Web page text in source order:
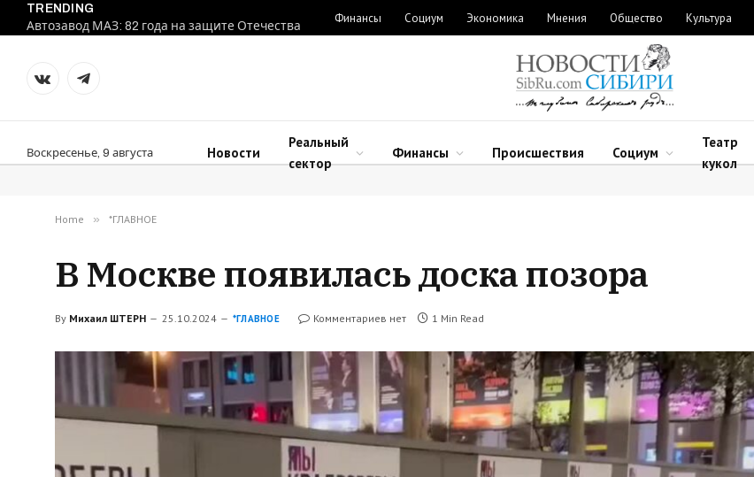
TRENDING
Автозавод МАЗ: 82 года на защите Отечества
Финансы Социум Экономика Мнения Общество Культура
VKontakteTelegram
Воскресенье, 9 августа Новости
Реальный
сектор
Финансы Происшествия Социум
Театр
кукол
Home » *ГЛАВНОЕ
В Москве появилась доска позора
By Михаил ШТЕРН 25.10.2024 *ГЛАВНОЕ Комментариев нет 1 Min Read